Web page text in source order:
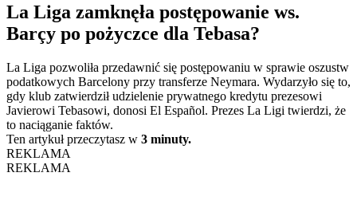
La Liga zamknęła postępowanie ws.
Barçy po pożyczce dla Tebasa?
La Liga pozwoliła przedawnić się postępowaniu w sprawie oszustw
podatkowych Barcelony przy transferze Neymara. Wydarzyło się to,
gdy klub zatwierdził udzielenie prywatnego kredytu prezesowi
Javierowi Tebasowi, donosi El Español. Prezes La Ligi twierdzi, że
to naciąganie faktów.
Ten artykuł przeczytasz w 3 minuty.
REKLAMA
REKLAMA